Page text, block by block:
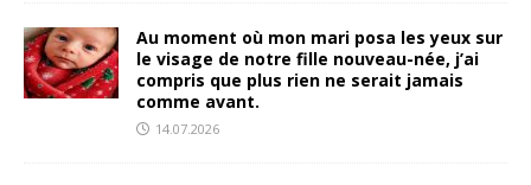
Au moment où mon mari posa les yeux sur
le visage de notre fille nouveau-née, j’ai
compris que plus rien ne serait jamais
comme avant.
14.07.2026